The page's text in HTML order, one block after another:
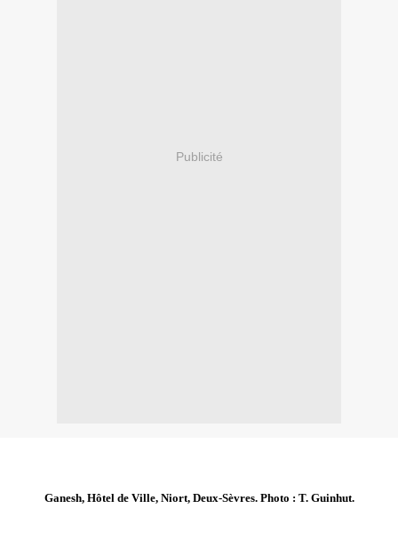
Publicité
Ganesh, Hôtel de Ville, Niort, Deux-Sèvres. Photo : T. Guinhut.